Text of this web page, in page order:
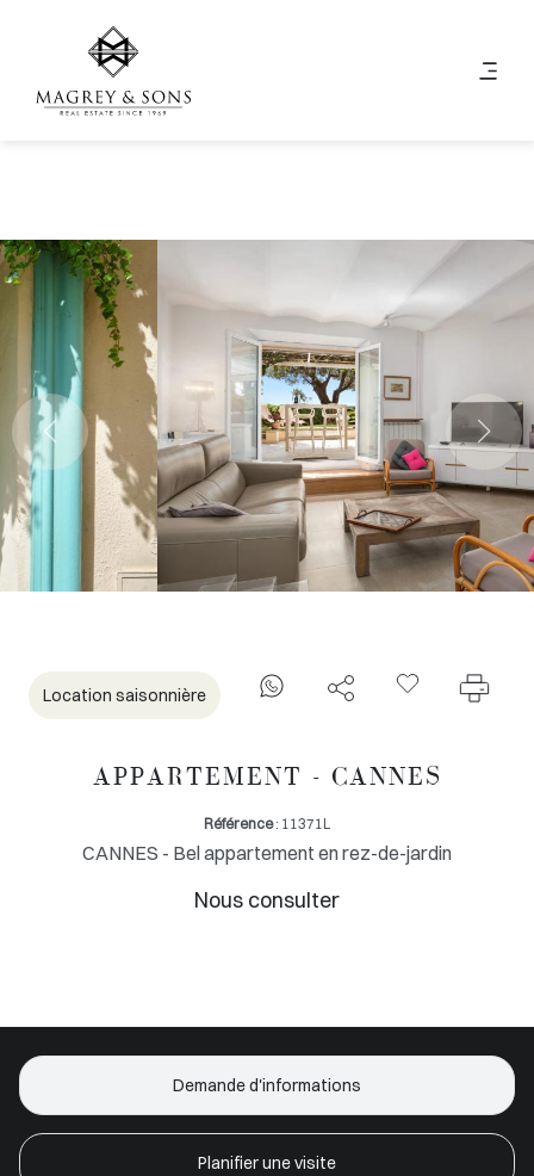
Location saisonnière
APPARTEMENT - CANNES
Référence: 11371L
CANNES - Bel appartement en rez-de-jardin
Nous consulter
Demande d'informations
Planifier une visite